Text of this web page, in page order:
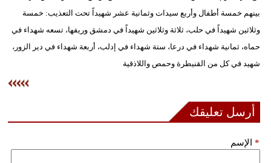
وتكنولوجيا
بيئة
مدوَّنات
أبراج
بينهم خمسة أطفال وأربع سيدات وثمانية عشر شهيداً تحت التعذيب: خمسة
وثلاثين شهيداً في حلب، ثلاثة وثلاثين شهيداً في دمشق وريفها، تسعه شهداء في
حماه، ثمانية شهداء في درعا، ستة شهداء في إدلب، أربعة شهداء في دير الزور،
شهيد في كل من القنيطرة وحمص واللاذقية
أرسل تعليقك
الإسم *